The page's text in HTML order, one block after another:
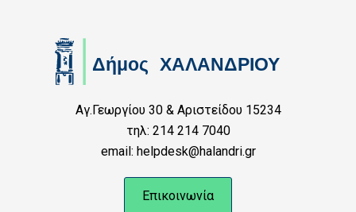
Αγ.Γεωργίου 30 & Αριστείδου 15234
τηλ: 214 214 7040
email: helpdesk@halandri.gr
Επικοινωνία